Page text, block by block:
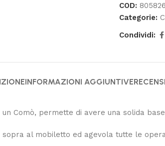
COD:
Categorie:
Condividi:
INFORMAZIONI AGGIUNTIVE
un Comò, permette di avere una solida
al mobiletto ed agevola tutte le